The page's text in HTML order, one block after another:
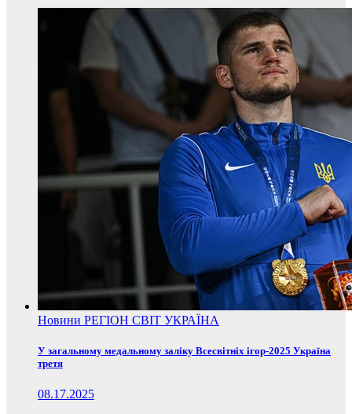
Новини РЕГІОН СВІТ УКРАЇНА
У загальному медальному заліку Всесвітніх ігор-2025 Україна
третя
08.17.2025